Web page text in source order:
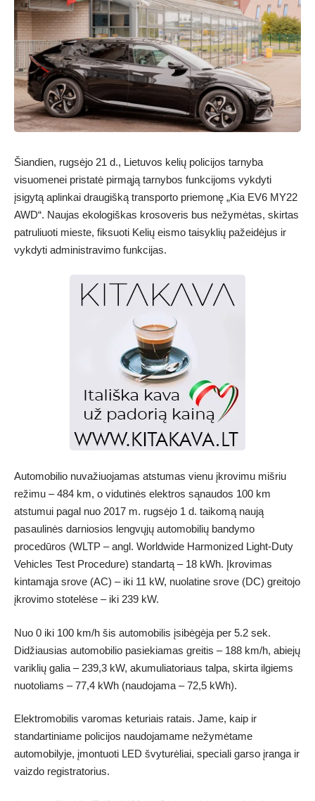
Šiandien, rugsėjo 21 d., Lietuvos kelių policijos tarnyba
visuomenei pristatė pirmąją tarnybos funkcijoms vykdyti
įsigytą aplinkai draugišką transporto priemonę „Kia EV6 MY22
AWD“. Naujas ekologiškas krosoveris bus nežymėtas, skirtas
patruliuoti mieste, fiksuoti Kelių eismo taisyklių pažeidėjus ir
vykdyti administravimo funkcijas.
Automobilio nuvažiuojamas atstumas vienu įkrovimu mišriu
režimu – 484 km, o vidutinės elektros sąnaudos 100 km
atstumui pagal nuo 2017 m. rugsėjo 1 d. taikomą naują
pasaulinės darniosios lengvųjų automobilių bandymo
procedūros (WLTP – angl. Worldwide Harmonized Light-Duty
Vehicles Test Procedure) standartą – 18 kWh. Įkrovimas
kintamąja srove (AC) – iki 11 kW, nuolatine srove (DC) greitojo
įkrovimo stotelėse – iki 239 kW.
Nuo 0 iki 100 km/h šis automobilis įsibėgėja per 5.2 sek.
Didžiausias automobilio pasiekiamas greitis – 188 km/h, abiejų
variklių galia – 239,3 kW, akumuliatoriaus talpa, skirta ilgiems
nuotoliams – 77,4 kWh (naudojama – 72,5 kWh).
Elektromobilis varomas keturiais ratais. Jame, kaip ir
standartiniame policijos naudojamame nežymėtame
automobilyje, įmontuoti LED švyturėliai, speciali garso įranga ir
vaizdo registratorius.